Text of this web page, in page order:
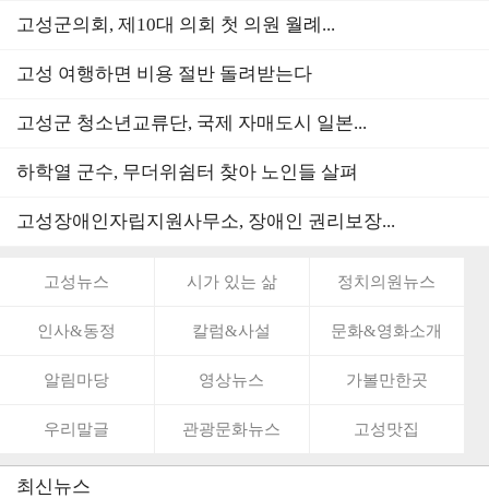
고성군의회, 제10대 의회 첫 의원 월례...
고성 여행하면 비용 절반 돌려받는다
고성군 청소년교류단, 국제 자매도시 일본...
하학열 군수, 무더위쉼터 찾아 노인들 살펴
고성장애인자립지원사무소, 장애인 권리보장...
고성뉴스 시가 있는 삶 정치의원뉴스
인사&동정 칼럼&사설 문화&영화소개
알림마당 영상뉴스 가볼만한곳
우리말글 관광문화뉴스 고성맛집
최신뉴스